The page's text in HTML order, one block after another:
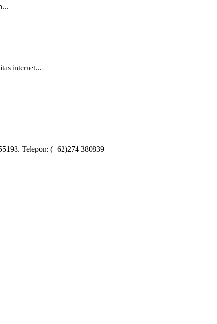
internet...
Telepon: (+62)274 380839